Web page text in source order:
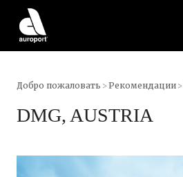
Добро пожаловать >Рекомендации >
DMG, AUSTRIA